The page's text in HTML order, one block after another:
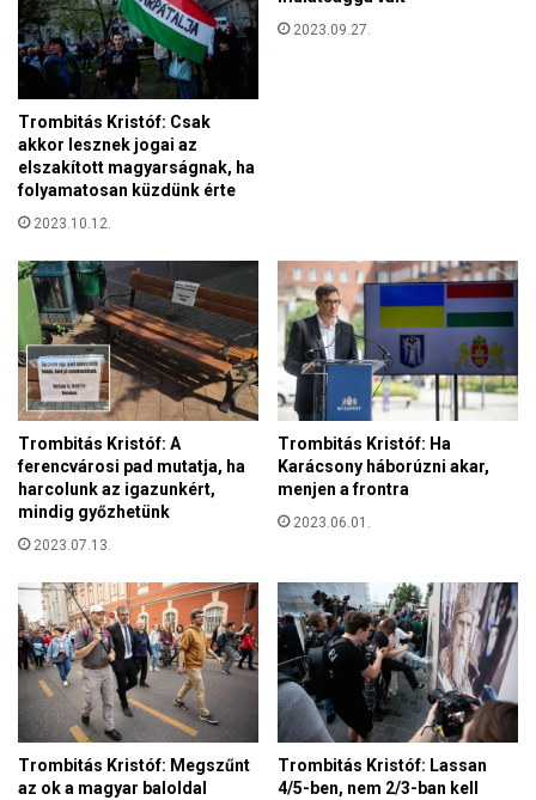
s
z
á
m
t
a
f
r
n
c
a
n
v
d
E
u
r
ó
p
a
n
e
g
a
v
l
á
g
t
ó
Trombitás Kristóf: Csak
akkor lesznek jogai az
elszakított magyarságnak, ha
folyamatosan küzdünk érte
2023.10.12.
2023.09.27.
Trombitás Kristóf: A
ferencvárosi pad mutatja, ha
harcolunk az igazunkért,
mindig győzhetünk
2023.07.13.
Trombitás Kristóf: Ha
Karácsony háborúzni akar,
menjen a frontra
2023.06.01.
Trombitás Kristóf: Megszűnt
az ok a magyar baloldal
Trombitás Kristóf: Lassan
4/5-ben, nem 2/3-ban kell